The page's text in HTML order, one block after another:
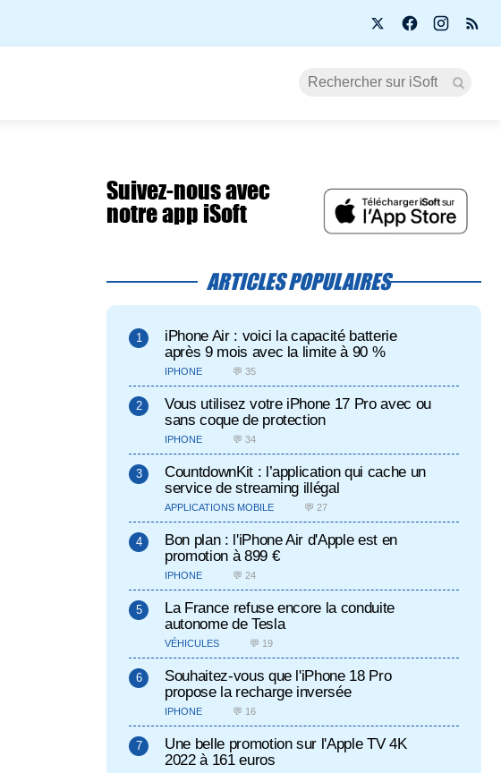
Suivez-nous avec
notre app iSoft
ARTICLES POPULAIRES
iPhone Air : voici la capacité batterie
après 9 mois avec la limite à 90 %
IPHONE 💬 35
Vous utilisez votre iPhone 17 Pro avec ou
sans coque de protection
IPHONE 💬 34
CountdownKit : l’application qui cache un
service de streaming illégal
APPLICATIONS MOBILE 💬 27
Bon plan : l'iPhone Air d'Apple est en
promotion à 899 €
IPHONE 💬 24
La France refuse encore la conduite
autonome de Tesla
VÉHICULES 💬 19
Souhaitez-vous que l'iPhone 18 Pro
propose la recharge inversée
IPHONE 💬 16
Une belle promotion sur l'Apple TV 4K
2022 à 161 euros